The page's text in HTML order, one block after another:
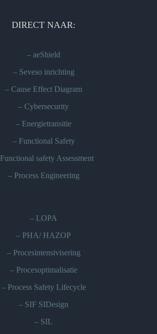
DIRECT NAAR:
– aeShield
– Seveso inrichting
– Cause Effect Diagram
– Cybersecurity
– Energietransitie
– Functional Safety
Functional safety Assessment
– Process Engineering
– LOPA
– PHA/ HAZOP
– Procesintensivisering
– Procesoptimalisatie
– Process Safety Lifecycle
– SIF SIDesign
– SIL